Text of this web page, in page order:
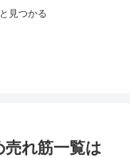
見つかる
売れ筋一覧は